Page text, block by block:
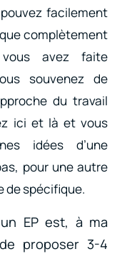
facilement
complètement
avez faite
souvenez de
du travail
ici et là et vous
idées d’une
pour une autre
de spécifique.
EP est, à ma
proposer 3-4